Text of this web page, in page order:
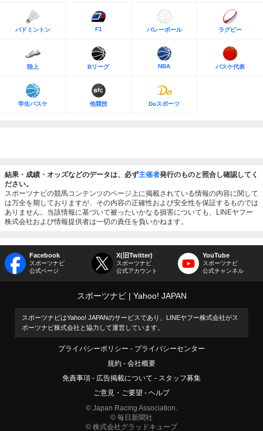
バドミントン F1 バレーボール ラグビー
陸上 Bリーグ NBA バスケ代表
学生バスケ 他競技 Doスポーツ
結果・成績・オッズなどのデータは、必ず主催者発行のものと照合し確認してく
ださい。
スポーツナビの競馬コンテンツのページ上に掲載されている情報の内容に関して
は万全を期しておりますが、その内容の正確性および安全性を保証するものでは
ありません。当該情報に基づいて被ったいかなる損害についても、LINEヤフー
株式会社および情報提供者は一切の責任を負いかねます。
Facebook
スポーツナビ
公式ページ
X(旧Twitter)
スポーツナビ
公式アカウント
YouTube
スポーツナビ
公式チャンネル
スポーツナビ Yahoo! JAPAN
スポーツナビはYahoo! JAPANのサービスであり、LINEヤフー株式会社がス
ポーツナビ株式会社と協力して運営しています。
プライバシーポリシー
プライバシーセンター
規約
会社概要
免責事項
広告掲載について
スタッフ募集
ご意見・ご要望
ヘルプ
© Japan Racing Association.
© 毎日新聞社
© 株式会社グラッドキューブ